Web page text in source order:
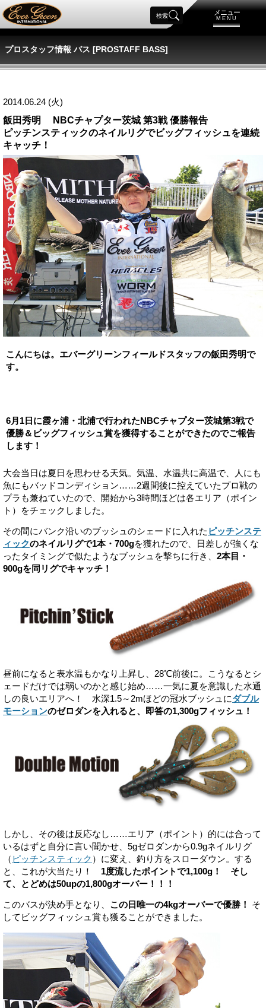
メニュー
MENU
検索
プロスタッフ情報 バス [PROSTAFF BASS]
2014.06.24 (火)
飯田秀明 NBCチャプター茨城 第3戦 優勝報告
ピッチンスティックのネイルリグでビッグフィッシュを連続
キャッチ！
こんにちは。エバーグリーンフィールドスタッフの飯田秀明で
す。
6月1日に霞ヶ浦・北浦で行われたNBCチャプター茨城第3戦で
優勝＆ビッグフィッシュ賞を獲得することができたのでご報告
します！
大会当日は夏日を思わせる天気。気温、水温共に高温で、人にも
魚にもバッドコンディション……2週間後に控えていたプロ戦の
プラも兼ねていたので、開始から3時間ほどは各エリア（ポイン
ト）をチェックしました。
その間にバンク沿いのブッシュのシェードに入れた ピッチンステ
ィックのネイルリグで1本・700gを獲れたので、日差しが強くな
ったタイミングで似たようなブッシュを撃ちに行き、 2本目・
900gを同リグでキャッチ！
昼前になると表水温もかなり上昇し、28℃前後に。こうなるとシ
ェードだけでは弱いのかと感じ始め……一気に夏を意識した水通
しの良いエリアへ！ 水深1.5～2mほどの冠水ブッシュにダブル
モーションのゼロダンを入れると、即答の1,300gフィッシュ！
しかし、その後は反応なし……エリア（ポイント）的には合って
いるはずと自分に言い聞かせ、5gゼロダンから0.9gネイルリグ
（ ピッチンスティック ）に変え、釣り方をスローダウン。する
と、これが大当たり！ 1度流したポイントで1,100g！ そし
て、とどめは50upの1,800gオーバー！！！
このバスが決め手となり、 この日唯一の4kgオーバーで優勝！
そ
してビッグフィッシュ賞も獲ることができました。